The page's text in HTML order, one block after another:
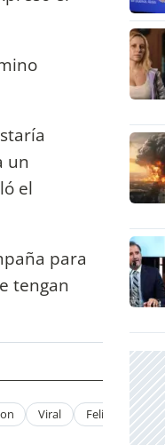
un
el
para
tengan
Viral Felipe Fort